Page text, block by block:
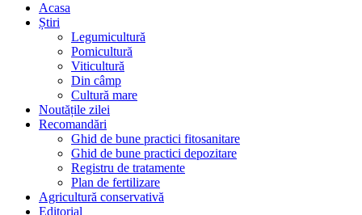
Acasa
Știri
Legumicultură
Pomicultură
Viticultură
Din câmp
Cultură mare
Noutățile zilei
Recomandări
Ghid de bune practici fitosanitare
Ghid de bune practici depozitare
Registru de tratamente
Plan de fertilizare
Agricultură conservativă
Editorial